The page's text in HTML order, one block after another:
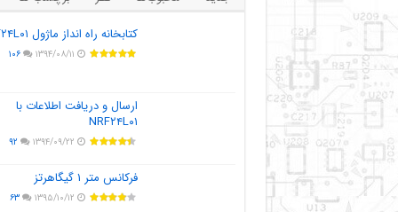
کتابخانه راه انداز ماژول NRF۲۴L۰۱
۱۳۹۴/۰۸/۱۱ ۱۰۶
ارسال و دریافت اطلاعات با
NRF۲۴L۰۱
۱۳۹۴/۰۹/۲۲ ۹۲
فرکانس متر ۱ گیگاهرتز
۱۳۹۵/۱۰/۱۲ ۶۳